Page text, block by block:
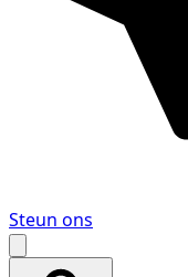
Steun ons